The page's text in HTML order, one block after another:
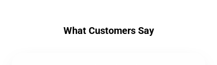
What Customers Say